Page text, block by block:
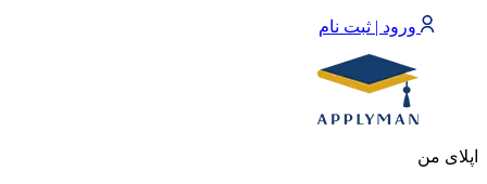
ورود | ثبت نام
اپلای من